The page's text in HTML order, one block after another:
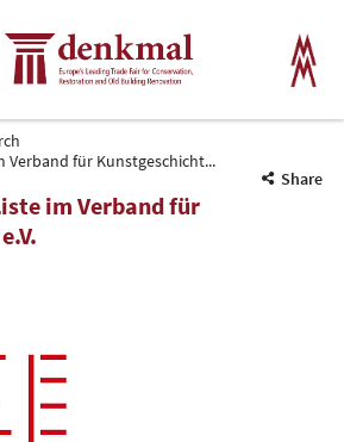
Verband für Kunstgeschicht...
Share
im Verband für